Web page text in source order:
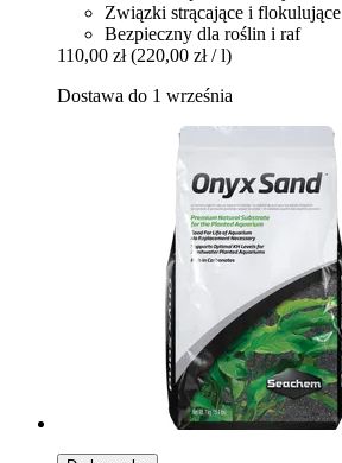
Związki strącające i flokulujące
Bezpieczny dla roślin i raf
110,00 zł (220,00 zł / l)
Dostawa do 1 września